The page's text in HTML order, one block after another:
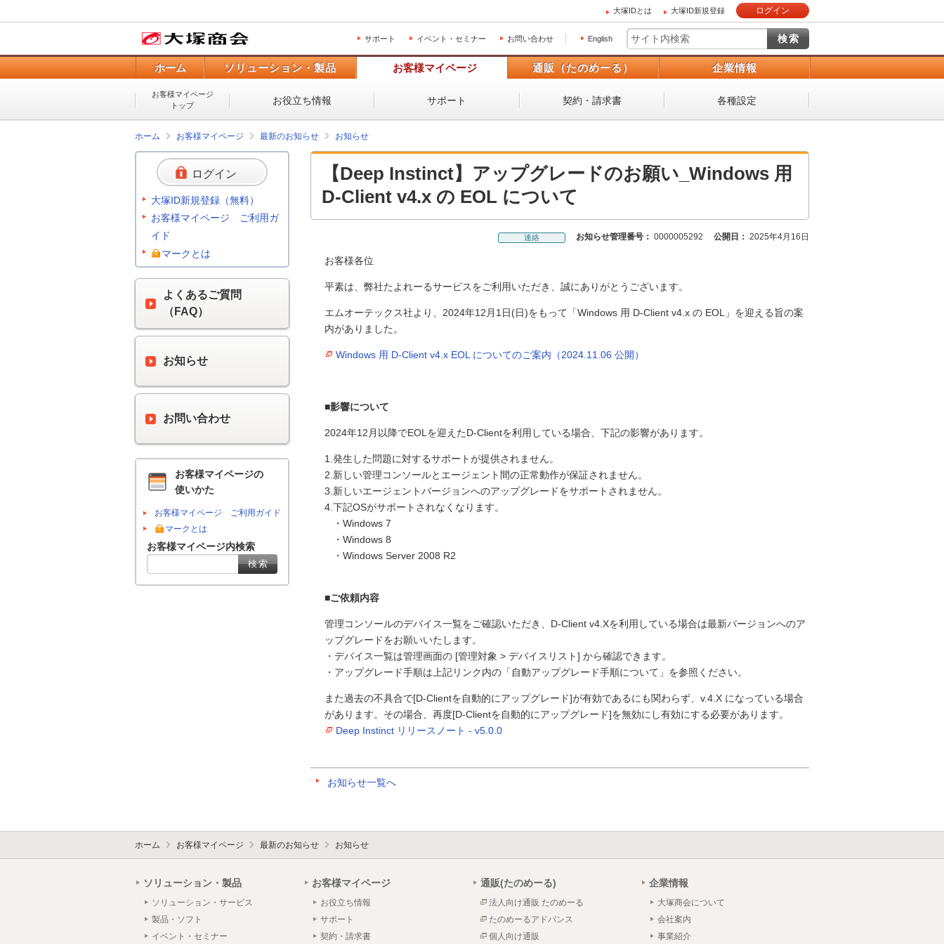
大塚IDとは 大塚ID新規登録 ログイン
サポート イベント・セミナー お問い合わせ English
ホーム ソリューション・製品 お客様マイページ 通販（たのめーる） 企業情報
お客様マイページ
トップ
お役立ち情報 サポート 契約・請求書 各種設定
ホーム お客様マイページ 最新のお知らせ お知らせ
【Deep Instinct】アップグレードのお願い_Windows 用
D-Client v4.x の EOL について
連絡 お知らせ管理番号： 0000005292 公開日： 2025年4月16日
お客様各位
平素は、弊社たよれーるサービスをご利用いただき、誠にありがとうございます。
エムオーテックス社より、2024年12月1日(日)をもって「Windows 用 D-Client v4.x の EOL」を迎える旨の案
内がありました。
Windows 用 D-Client v4.x EOL についてのご案内（2024.11.06 公開）
■影響について
2024年12月以降でEOLを迎えたD-Clientを利用している場合、下記の影響があります。
1.発生した問題に対するサポートが提供されません。
2.新しい管理コンソールとエージェント間の正常動作が保証されません。
3.新しいエージェントバージョンへのアップグレードをサポートされません。
4.下記OSがサポートされなくなります。
・Windows 7
・Windows 8
・Windows Server 2008 R2
■ご依頼内容
管理コンソールのデバイス一覧をご確認いただき、D-Client v4.Xを利用している場合は最新バージョンへのア
ップグレードをお願いいたします。
・デバイス一覧は管理画面の [管理対象 > デバイスリスト] から確認できます。
・アップグレード手順は上記リンク内の「自動アップグレード手順について」を参照ください。
また過去の不具合で[D-Clientを自動的にアップグレード]が有効であるにも関わらず、v.4.X になっている場合
があります。その場合、再度[D-Clientを自動的にアップグレード]を無効にし有効にする必要があります。
Deep Instinct リリースノート - v5.0.0
お知らせ一覧へ
ログイン
大塚ID新規登録（無料）
お客様マイページ ご利用ガ
イド
マークとは
よくあるご質問
（FAQ）
お知らせ
お問い合わせ
お客様マイページの
使いかた
お客様マイページ ご利用ガイド
マークとは
お客様マイページ内検索
ホーム お客様マイページ 最新のお知らせ お知らせ
ソリューション・製品
ソリューション・サービス
製品・ソフト
イベント・セミナー
お客様マイページ
お役立ち情報
サポート
契約・請求書
通販(たのめーる)
法人向け通販 たのめーる
たのめーるアドバンス
個人向け通販
企業情報
大塚商会について
会社案内
事業紹介